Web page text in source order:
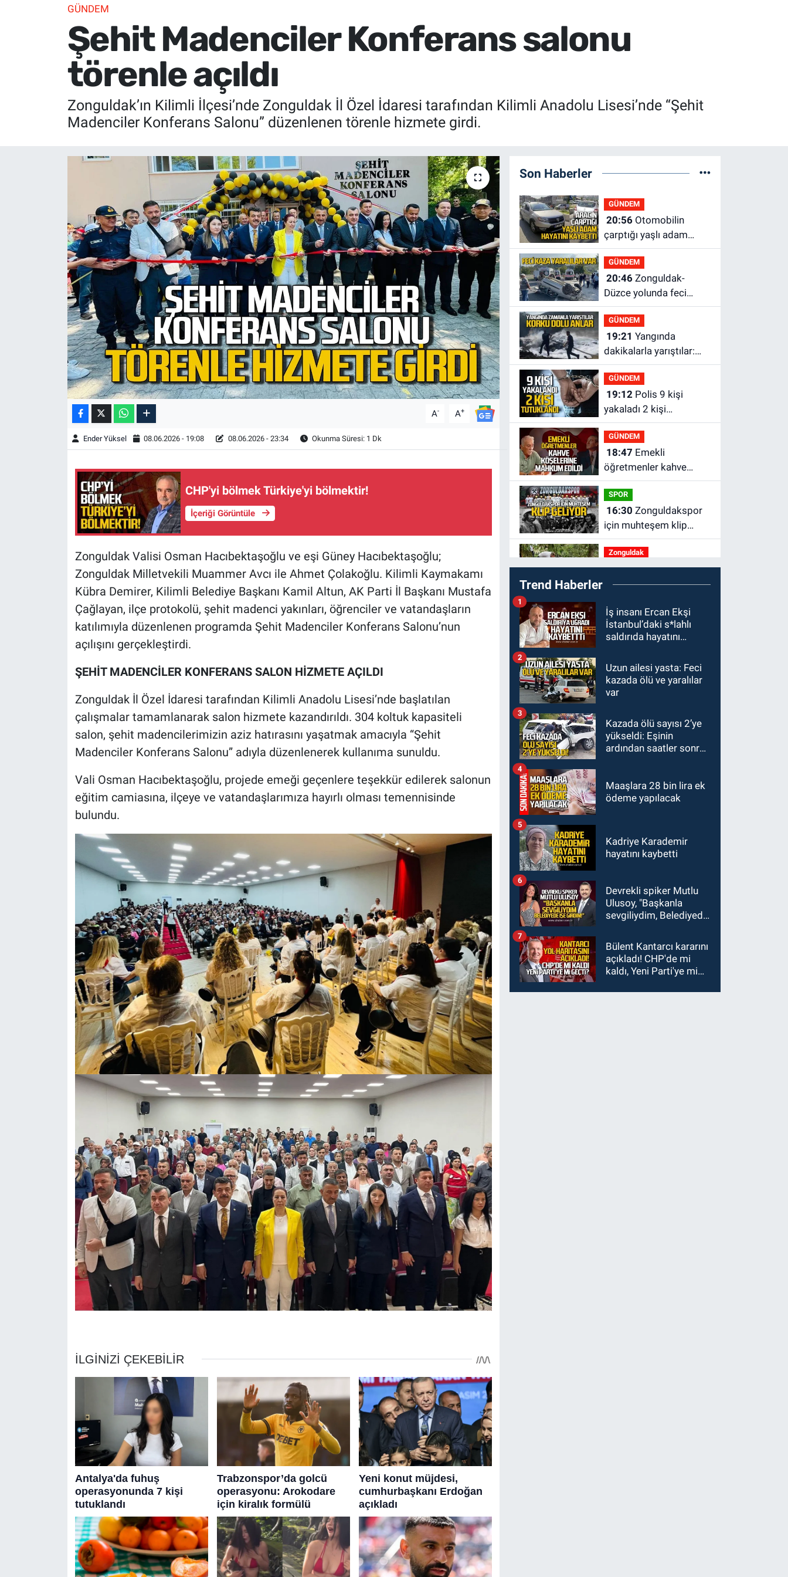
GÜNDEM
Şehit Madenciler Konferans salonu
törenle açıldı
Zonguldak’ın Kilimli İlçesi’nde Zonguldak İl Özel İdaresi tarafından Kilimli Anadolu Lisesi’nde “Şehit
Madenciler Konferans Salonu” düzenlenen törenle hizmete girdi.
A- A+
Ender Yüksel 08.06.2026 - 19:08 08.06.2026 - 23:34 Okunma Süresi: 1 Dk
CHP'yi bölmek Türkiye'yi bölmektir!
İçeriği Görüntüle
Zonguldak Valisi Osman Hacıbektaşoğlu ve eşi Güney Hacıbektaşoğlu;
Zonguldak Milletvekili Muammer Avcı ile Ahmet Çolakoğlu. Kilimli Kaymakamı
Kübra Demirer, Kilimli Belediye Başkanı Kamil Altun, AK Parti İl Başkanı Mustafa
Çağlayan, ilçe protokolü, şehit madenci yakınları, öğrenciler ve vatandaşların
katılımıyla düzenlenen programda Şehit Madenciler Konferans Salonu’nun
açılışını gerçekleştirdi.
ŞEHİT MADENCİLER KONFERANS SALON HİZMETE AÇILDI
Zonguldak İl Özel İdaresi tarafından Kilimli Anadolu Lisesi’nde başlatılan
çalışmalar tamamlanarak salon hizmete kazandırıldı. 304 koltuk kapasiteli
salon, şehit madencilerimizin aziz hatırasını yaşatmak amacıyla “Şehit
Madenciler Konferans Salonu” adıyla düzenlenerek kullanıma sunuldu.
Vali Osman Hacıbektaşoğlu, projede emeği geçenlere teşekkür edilerek salonun
eğitim camiasına, ilçeye ve vatandaşlarımıza hayırlı olması temennisinde
bulundu.
Son Haberler
GÜNDEM
20:56Otomobilin
çarptığı yaşlı adam
hayatını kaybetti
GÜNDEM
20:46Zonguldak-
Düzce yolunda feci
kaza: Çok sayıda yaralı
var
GÜNDEM
19:21
dakikalarla yarıştılar:
Korku dolu anlar
GÜNDEM
19:12Polis 9 kişi
yakaladı 2 kişi
tutuklandı
GÜNDEM
18:47
öğretmenler kahve
köşelerine mahkum
edildi
SPOR
16:30
için muhteşem klip
geliyor.
Zonguldak
15:41Zeki Tosun
ölümünün birinci yılında
KDZ EREĞLİ
15:11Kdz. Ereğli'de
Mervealtı Plajı’ndaki
kaldırıldı.
KOZLU
14:31Kozlu'da Nazım
Zararcı evinde ölü
MAGAZİN
12:45Ülkü Hilal
Çiftçi’nin ailesinde yeni
çapkınlıkta yiyor”
Trend Haberler
İş insanı Ercan Ekşi
İstanbul’daki s*lahlı
saldırıda hayatını
1
Uzun ailesi yasta: Feci
kazada ölü ve yaralılar
var
2
Kazada ölü sayısı 2’ye
yükseldi: Eşinin
ardından saatler sonra
3
Maaşlara 28 bin lira ek
ödeme yapılacak
4
Kadriye Karademir
hayatını kaybetti
5
Devrekli spiker Mutlu
Ulusoy, "Başkanla
sevgiliydim, Belediyede
6
Bülent Kantarcı kararını
açıkladı! CHP'de mi
kaldı, Yeni Parti'ye mi
7